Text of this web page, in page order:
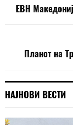
ЕВН
Планот на
НАЈНОВИ ВЕСТИ